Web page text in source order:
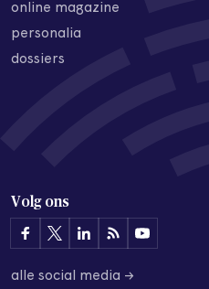
online magazine
personalia
dossiers
Volg ons
alle social media →